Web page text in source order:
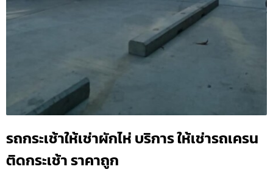
รถกระเช้าให้เช่าผักไห่ บริการ ให้เช่ารถเครน
ติดกระเช้า ราคาถูก